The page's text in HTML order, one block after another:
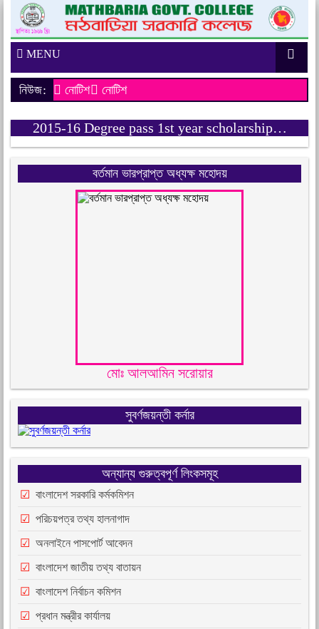
MENU
নিউজ: নোটিশ
নোটিশ
2015-16 Degree pass 1st year scholarship…
বর্তমান ভারপ্রাপ্ত অধ্যক্ষ মহোদয়
মোঃ আলআমিন সরোয়ার
সুবর্ণজয়ন্তী কর্নার
অন্যান্য গুরুত্বপূর্ণ লিংকসমূহ
বাংলাদেশ সরকারি কর্মকমিশন
পরিচয়পত্র তথ্য হালনাগাদ
অনলাইনে পাসপোর্ট আবেদন
বাংলাদেশ জাতীয় তথ্য বাতায়ন
বাংলাদেশ নির্বাচন কমিশন
প্রধান মন্ত্রীর কার্যালয়